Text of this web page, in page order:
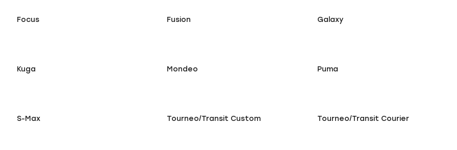
Focus Fusion Galaxy
Kuga Mondeo Puma
S-Max Tourneo/Transit Custom Tourneo/Transit Courier